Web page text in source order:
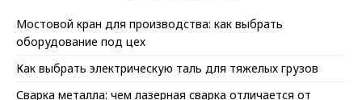
Мостовой кран для производства: как выбрать
оборудование под цех
Как выбрать электрическую таль для тяжелых грузов
Сварка металла: чем лазерная сварка отличается от